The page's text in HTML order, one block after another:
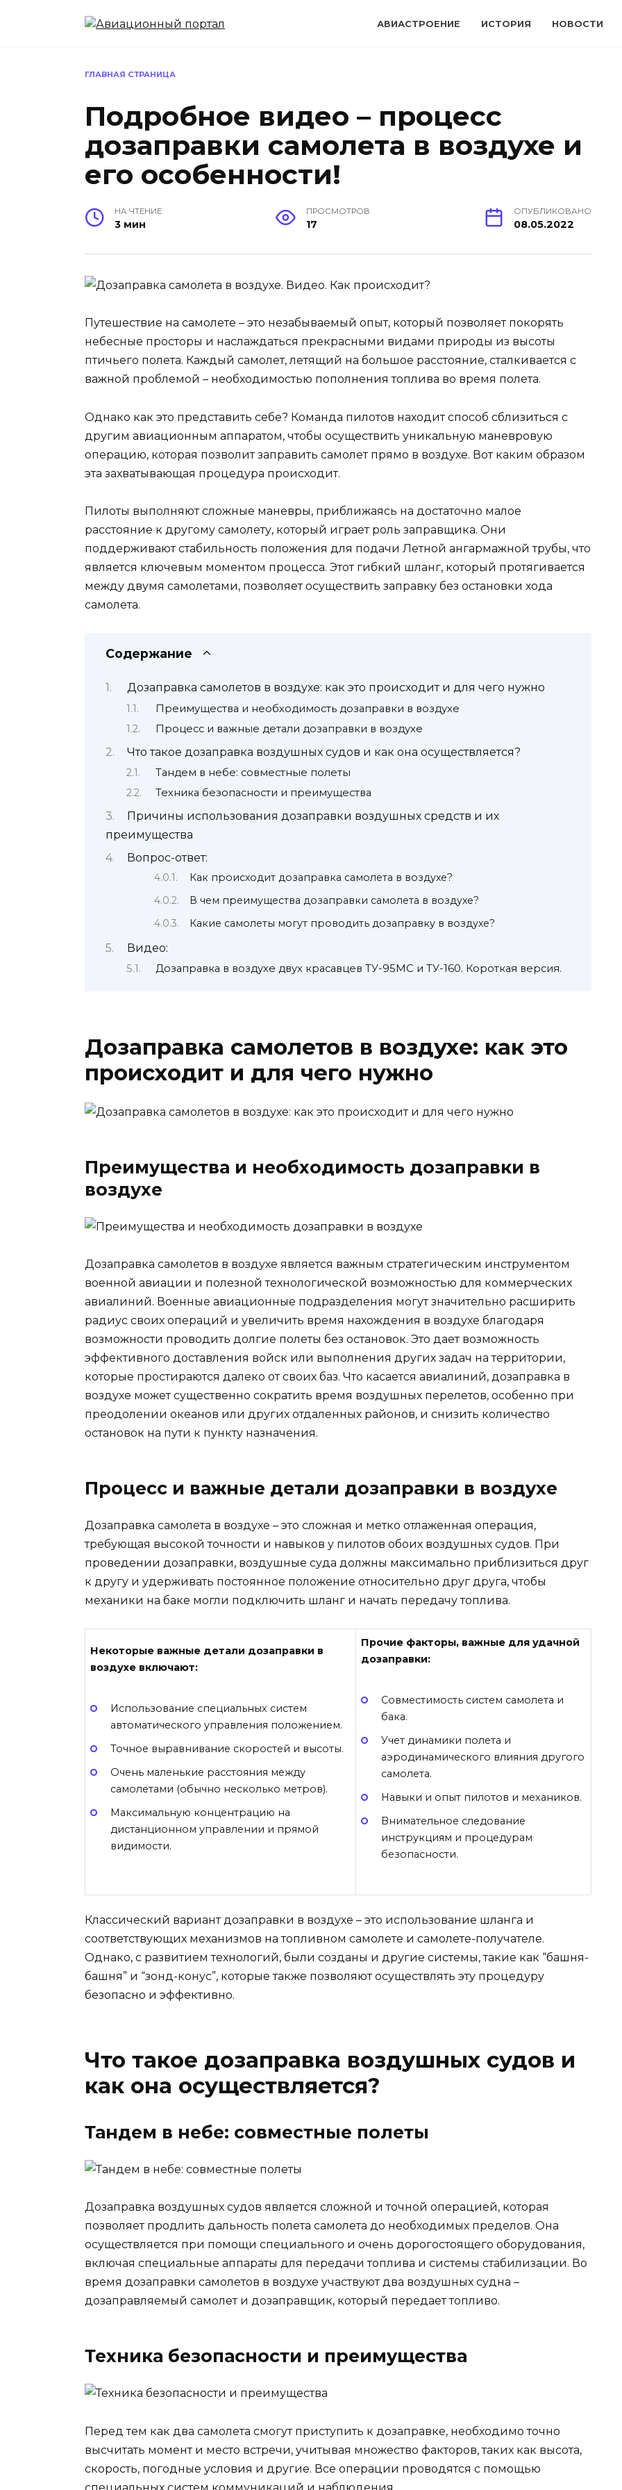
АВИАСТРОЕНИЕ ИСТОРИЯ НОВОСТИ
ГЛАВНАЯ СТРАНИЦА
Подробное видео – процесс
дозаправки самолета в воздухе и
его особенности!
НА ЧТЕНИЕ
3 мин
ПРОСМОТРОВ
17
ОПУБЛИКОВАНО
08.05.2022
Путешествие на самолете – это незабываемый опыт, который позволяет покорять
небесные просторы и наслаждаться прекрасными видами природы из высоты
птичьего полета. Каждый самолет, летящий на большое расстояние, сталкивается с
важной проблемой – необходимостью пополнения топлива во время полета.
Однако как это представить себе? Команда пилотов находит способ сблизиться с
другим авиационным аппаратом, чтобы осуществить уникальную маневровую
операцию, которая позволит заправить самолет прямо в воздухе. Вот каким образом
эта захватывающая процедура происходит.
Пилоты выполняют сложные маневры, приближаясь на достаточно малое
расстояние к другому самолету, который играет роль заправщика. Они
поддерживают стабильность положения для подачи Летной ангармажной трубы, что
является ключевым моментом процесса. Этот гибкий шланг, который протягивается
между двумя самолетами, позволяет осуществить заправку без остановки хода
самолета.
Содержание
Дозаправка самолетов в воздухе: как это происходит и для чего нужно
Преимущества и необходимость дозаправки в воздухе
Процесс и важные детали дозаправки в воздухе
Что такое дозаправка воздушных судов и как она осуществляется?
Тандем в небе: совместные полеты
Техника безопасности и преимущества
Причины использования дозаправки воздушных средств и их
преимущества
Вопрос-ответ:
Как происходит дозаправка самолета в воздухе?
В чем преимущества дозаправки самолета в воздухе?
Какие самолеты могут проводить дозаправку в воздухе?
Видео:
Дозаправка в воздухе двух красавцев ТУ-95МС и ТУ-160. Короткая версия.
Дозаправка самолетов в воздухе: как это
происходит и для чего нужно
Преимущества и необходимость дозаправки в
воздухе
Дозаправка самолетов в воздухе является важным стратегическим инструментом
военной авиации и полезной технологической возможностью для коммерческих
авиалиний. Военные авиационные подразделения могут значительно расширить
радиус своих операций и увеличить время нахождения в воздухе благодаря
возможности проводить долгие полеты без остановок. Это дает возможность
эффективного доставления войск или выполнения других задач на территории,
которые простираются далеко от своих баз. Что касается авиалиний, дозаправка в
воздухе может существенно сократить время воздушных перелетов, особенно при
преодолении океанов или других отдаленных районов, и снизить количество
остановок на пути к пункту назначения.
Процесс и важные детали дозаправки в воздухе
Дозаправка самолета в воздухе – это сложная и метко отлаженная операция,
требующая высокой точности и навыков у пилотов обоих воздушных судов. При
проведении дозаправки, воздушные суда должны максимально приблизиться друг
к другу и удерживать постоянное положение относительно друг друга, чтобы
механики на баке могли подключить шланг и начать передачу топлива.
Некоторые важные детали дозаправки в
воздухе включают:
Использование специальных систем
автоматического управления положением.
Точное выравнивание скоростей и высоты.
Очень маленькие расстояния между
самолетами (обычно несколько метров).
Максимальную концентрацию на
дистанционном управлении и прямой
видимости.
Прочие факторы, важные для удачной
дозаправки:
Совместимость систем самолета и
бака.
Учет динамики полета и
аэродинамического влияния другого
самолета.
Навыки и опыт пилотов и механиков.
Внимательное следование
инструкциям и процедурам
безопасности.
Классический вариант дозаправки в воздухе – это использование шланга и
соответствующих механизмов на топливном самолете и самолете-получателе.
Однако, с развитием технологий, были созданы и другие системы, такие как “башня-
башня” и “зонд-конус”, которые также позволяют осуществлять эту процедуру
безопасно и эффективно.
Что такое дозаправка воздушных судов и
как она осуществляется?
Тандем в небе: совместные полеты
Дозаправка воздушных судов является сложной и точной операцией, которая
позволяет продлить дальность полета самолета до необходимых пределов. Она
осуществляется при помощи специального и очень дорогостоящего оборудования,
включая специальные аппараты для передачи топлива и системы стабилизации. Во
время дозаправки самолетов в воздухе участвуют два воздушных судна –
дозаправляемый самолет и дозаправщик, который передает топливо.
Техника безопасности и преимущества
Перед тем как два самолета смогут приступить к дозаправке, необходимо точно
высчитать момент и место встречи, учитывая множество факторов, таких как высота,
скорость, погодные условия и другие. Все операции проводятся с помощью
специальных систем коммуникаций и наблюдения.